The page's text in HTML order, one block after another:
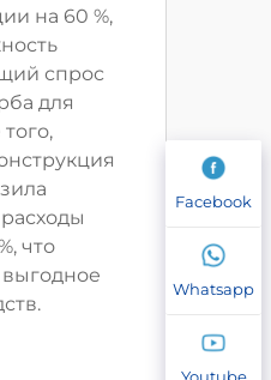
на 60 %,
спрос
для
что
выгодное
Facebook
Whatsapp